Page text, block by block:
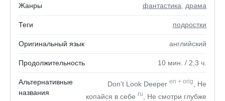
Жанры фантастика драма
Теги подростки
Оригинальный язык английский
Продолжительность 10 мин. / 2,3 ч.
Альтернативные
названия
Don't Look Deeper en + orig
, Не
копайся в себе ru , Не смотри глубже